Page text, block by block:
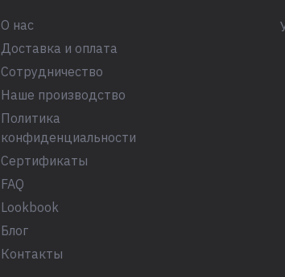
О нас
Доставка и оплата
Сотрудничество
Наше производство
Политика
конфиденциальности
Сертификаты
FAQ
Lookbook
Блог
Контакты